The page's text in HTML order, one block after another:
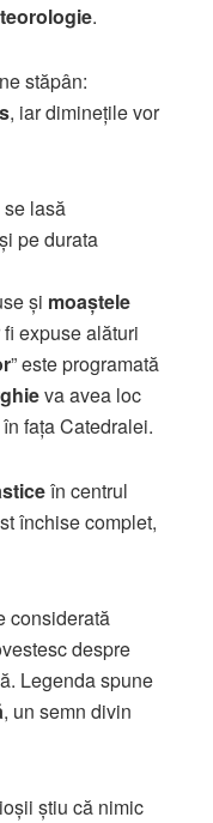
.
stăpân:
, iar diminețile vor
lasă
pe durata
și moaștele
expuse alături
” este programată
va avea loc
fața Catedralei.
în centrul
închise complet,
considerată
despre
Legenda spune
, un semn divin
știu că nimic